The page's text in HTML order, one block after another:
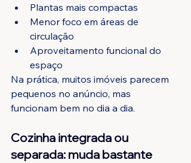
Plantas mais compactas
Menor foco em áreas de
circulação
Aproveitamento funcional do
espaço
Na prática, muitos imóveis parecem
pequenos no anúncio, mas
funcionam bem no dia a dia.
Cozinha integrada ou
separada: muda bastante